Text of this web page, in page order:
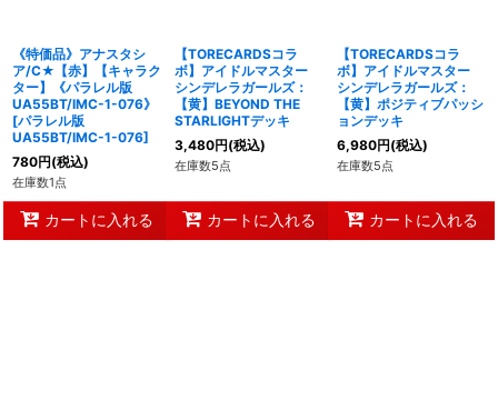
《特価品》アナスタシ
ア/C★【赤】【キャラク
ター】《パラレル版
UA55BT/IMC-1-076》
[パラレル版
UA55BT/IMC-1-076]
780円(税込)
在庫数1点
カートに入れる
【TORECARDSコラ
ボ】アイドルマスター
シンデレラガールズ：
【黄】BEYOND THE
STARLIGHTデッキ
3,480円(税込)
在庫数5点
カートに入れる
【TORECARDSコラ
ボ】アイドルマスター
シンデレラガールズ：
【黄】ポジティブパッシ
ョンデッキ
6,980円(税込)
在庫数5点
カートに入れる